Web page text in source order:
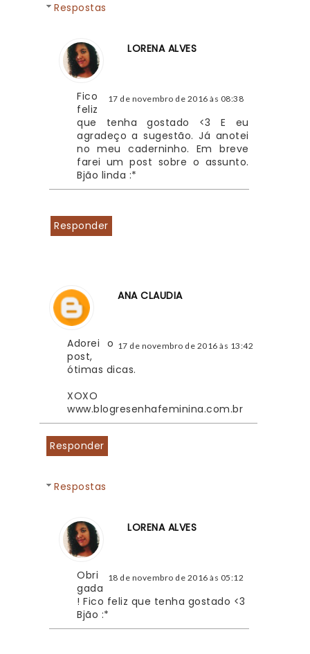
Respostas
LORENA ALVES
17 de novembro de 2016 às 08:38
Fico
feliz
que tenha gostado <3 E eu
agradeço a sugestão. Já anotei
no meu caderninho. Em breve
farei um post sobre o assunto.
Bjão linda :*
Responder
ANA CLAUDIA
17 de novembro de 2016 às 13:42
Adorei o
post,
ótimas dicas.
XOXO
www.blogresenhafeminina.com.br
Responder
Respostas
LORENA ALVES
18 de novembro de 2016 às 05:12
Obri
gada
! Fico feliz que tenha gostado <3
Bjão :*